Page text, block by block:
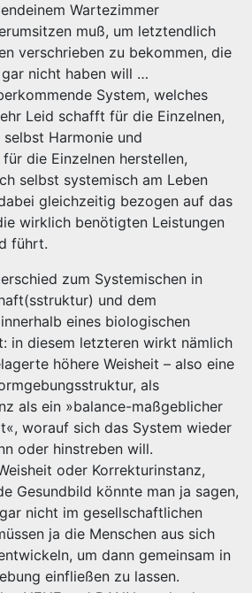
Wartezimmer
muß, um letztendlich
verschrieben zu bekommen, die
nicht haben will …
System, welches
Leid schafft für die Einzelnen,
Harmonie und
die Einzelnen herstellen,
selbst systemisch am Leben
gleichzeitig bezogen auf das
wirklich benötigten Leistungen
führt.
zum Systemischen in
und dem
eines biologischen
in diesem letzteren wirkt nämlich
höhere Weisheit – also eine
als
als ein »balance-maßgeblicher
worauf sich das System wieder
oder hinstreben will.
oder Korrekturinstanz,
Gesundbild könnte man ja sagen,
nicht im gesellschaftlichen
ja die Menschen aus sich
um dann gemeinsam in
einfließen zu lassen.